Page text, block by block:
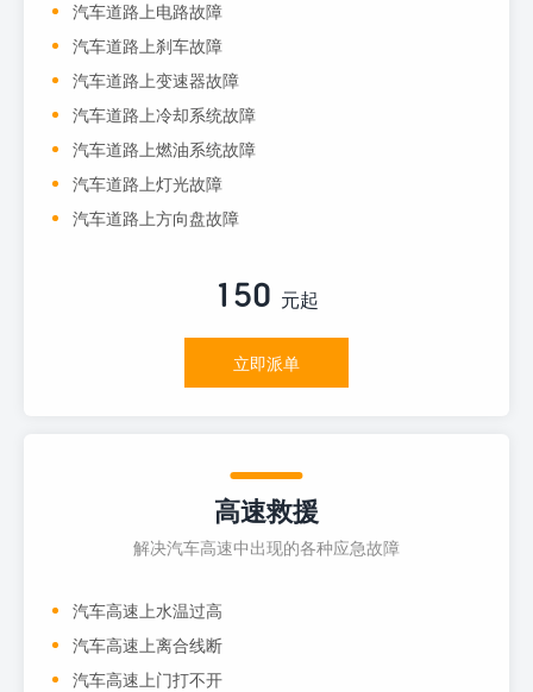
汽车道路上电路故障
汽车道路上刹车故障
汽车道路上变速器故障
汽车道路上冷却系统故障
汽车道路上燃油系统故障
汽车道路上灯光故障
汽车道路上方向盘故障
150 元起
立即派单
高速救援
解决汽车高速中出现的各种应急故障
汽车高速上水温过高
汽车高速上离合线断
汽车高速上门打不开